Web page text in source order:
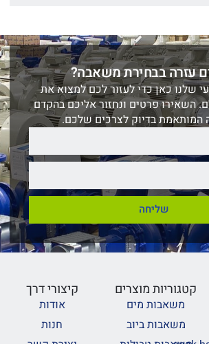
בבחירת משאבה?
כאן כדי לעזור לכם למצוא את
פרטים ונחזור אליכם בהקדם
בדיוק לצרכים שלכם.
שליחה
קטגוריות מוצרים
משאבות מים
משאבות ביוב
קיצורי דרך
אודות
חנות